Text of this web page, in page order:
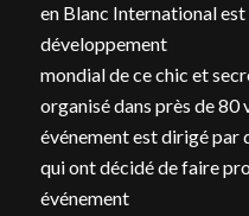
en Blanc International
développement
mondial de ce chic et
organisé dans près de 80
événement est dirigé par
qui ont décidé de faire
événement